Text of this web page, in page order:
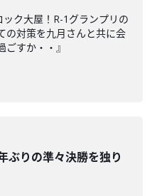
ク大屋！R-1グランプリの
の対策を九月さんと共に会
すか・・』
ぶりの準々決勝を独り